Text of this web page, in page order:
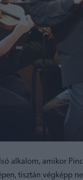
alkalom, amikor
tisztán végképp